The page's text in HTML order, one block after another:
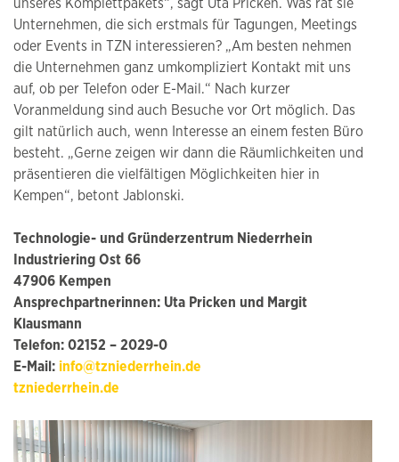
unseres Komplettpakets“, sagt Uta Pricken. Was rät sie
Unternehmen, die sich erstmals für Tagungen, Meetings
oder Events in TZN interessieren? „Am besten nehmen
die Unternehmen ganz umkompliziert Kontakt mit uns
auf, ob per Telefon oder E-Mail.“ Nach kurzer
Voranmeldung sind auch Besuche vor Ort möglich. Das
gilt natürlich auch, wenn Interesse an einem festen Büro
besteht. „Gerne zeigen wir dann die Räumlichkeiten und
präsentieren die vielfältigen Möglichkeiten hier in
Kempen“, betont Jablonski.
Technologie- und Gründerzentrum Niederrhein
Industriering Ost 66
47906 Kempen
Ansprechpartnerinnen: Uta Pricken und Margit
Klausmann
Telefon: 02152 – 2029-0
E-Mail: info@tzniederrhein.de
tzniederrhein.de